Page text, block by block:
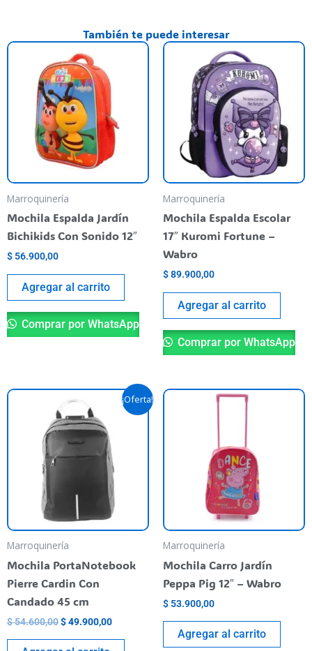
También te puede interesar
Marroquinería
Mochila Espalda Jardín
Bichikids Con Sonido 12″
$ 56.900,00
Agregar al carrito
Comprar por WhatsApp
Marroquinería
Mochila Espalda Escolar
17″ Kuromi Fortune –
Wabro
$89.900,00
Agregar al carrito
Comprar por WhatsApp
¡Oferta!
Marroquinería
Mochila PortaNotebook
Pierre Cardin Con
Candado 45 cm
$54.600,00
Original
price
was:
$ 54.600,00.
$49.900,00
Current
price
Marroquinería
Mochila Carro Jardín
Peppa Pig 12″ – Wabro
$ 53.900,00
Agregar al carrito